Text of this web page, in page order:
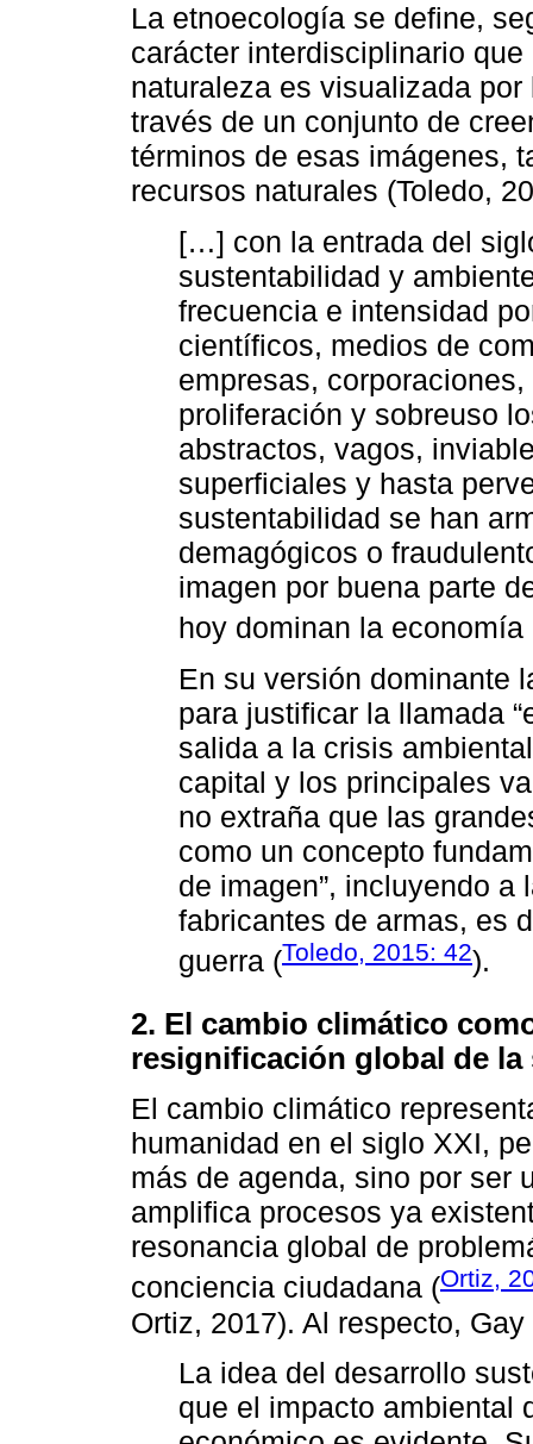
La etnoecología se define,
carácter interdisciplinario
naturaleza es visualizada
través de un conjunto de
términos de esas imágenes,
recursos naturales (Toledo,
[…] con la entrada del
sustentabilidad y
frecuencia e intensidad
científicos, medios de
empresas,
proliferación y sobreuso
abstractos, vagos,
superficiales y hasta
sustentabilidad se han
demagógicos o
imagen por buena parte
hoy dominan la economía
En su versión dominante
para justificar la llamada
salida a la crisis
capital y los principales
no extraña que las
como un concepto
de imagen”, incluyendo
fabricantes de armas, es
guerra (Toledo, 2015: 42).
2. El cambio climático
resignificación global de
El cambio climático
humanidad en el siglo XXI,
más de agenda, sino por ser
amplifica procesos ya
resonancia global de
conciencia ciudadana (Ortiz,
Ortiz, 2017). Al respecto,
La idea del desarrollo
que el impacto ambiental